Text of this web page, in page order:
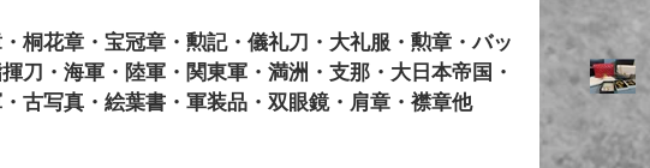
桐花章・宝冠章・勲記・儀礼刀・大礼服・勲章・バッ
刀・海軍・陸軍・関東軍・満洲・支那・大日本帝国・
古写真・絵葉書・軍装品・双眼鏡・肩章・襟章他